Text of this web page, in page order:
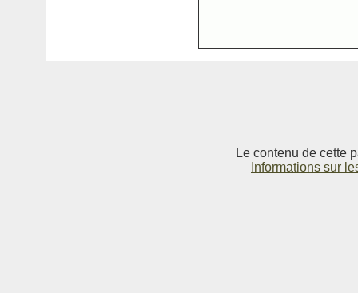
Le contenu de cette
Informations sur